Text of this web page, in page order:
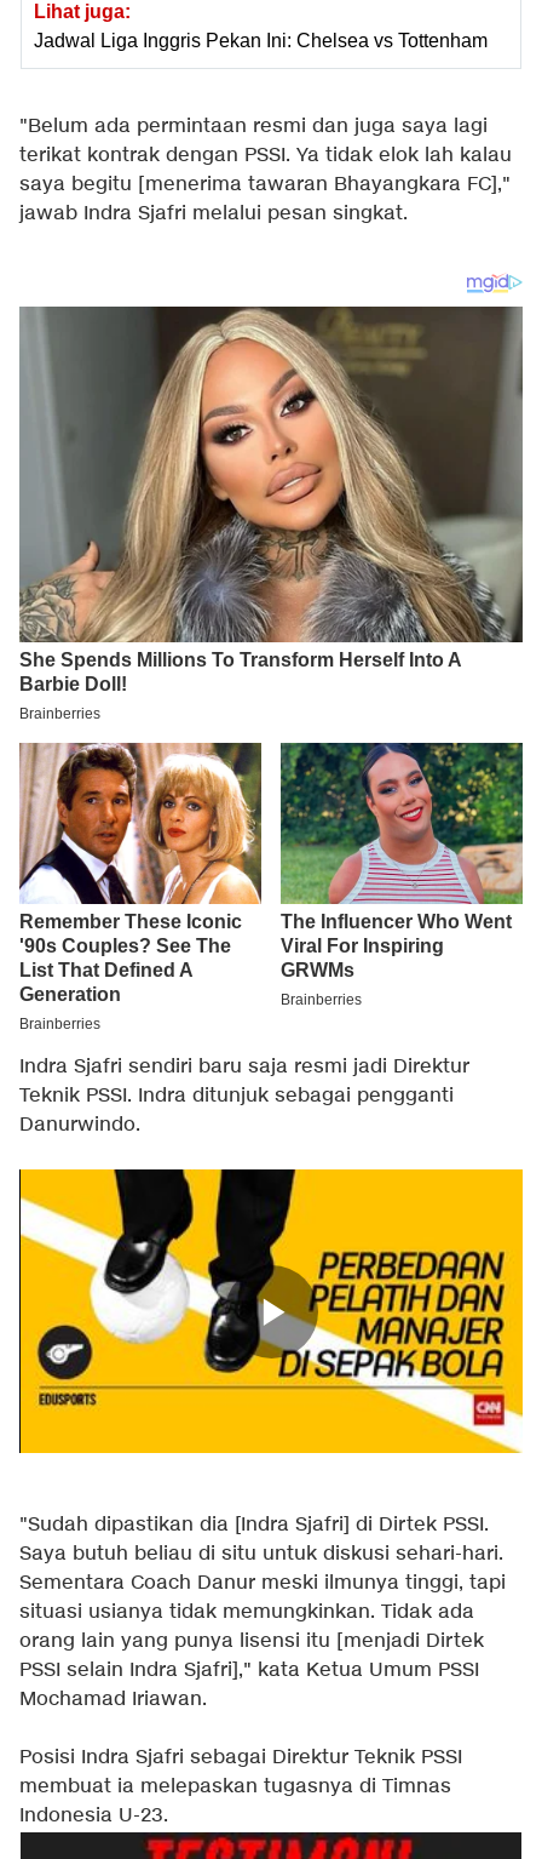
Lihat juga:
Jadwal Liga Inggris Pekan Ini: Chelsea vs Tottenham
"Belum ada permintaan resmi dan juga saya lagi
terikat kontrak dengan PSSI. Ya tidak elok lah kalau
saya begitu [menerima tawaran Bhayangkara FC],"
jawab Indra Sjafri melalui pesan singkat.
Indra Sjafri sendiri baru saja resmi jadi Direktur
Teknik PSSI. Indra ditunjuk sebagai pengganti
Danurwindo.
"Sudah dipastikan dia [Indra Sjafri] di Dirtek PSSI.
Saya butuh beliau di situ untuk diskusi sehari-hari.
Sementara Coach Danur meski ilmunya tinggi, tapi
situasi usianya tidak memungkinkan. Tidak ada
orang lain yang punya lisensi itu [menjadi Dirtek
PSSI selain Indra Sjafri]," kata Ketua Umum PSSI
Mochamad Iriawan.
Posisi Indra Sjafri sebagai Direktur Teknik PSSI
membuat ia melepaskan tugasnya di Timnas
Indonesia U-23.